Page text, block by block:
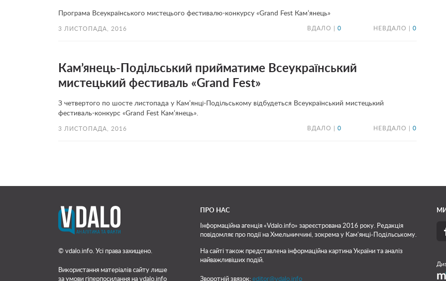
Програма Всеукраїнського мистецього фестивалю-конкурсу «Grand Fest Кам’янець»
3 ЛИСТОПАДА, 2016 ВДАЛО | 0 НЕВДАЛО | 0
Кам’янець-Подільський прийматиме Всеукраїнський
мистецький фестиваль «Grand Fest»
З четвертого по шосте листопада у Кам’янці-Подільському відбудеться Всеукраїнський мистецький
фестиваль-конкурс «Grand Fest Кам’янець».
3 ЛИСТОПАДА, 2016 ВДАЛО | 0 НЕВДАЛО | 0
© vdalo.info. Усі права захищено.
Використання матеріалів сайту лише
за умови гіперпосилання на vdalo.info
ПРО НАС
Інформаційна агенція «Vdalo.info» зареєстрована 2016 року. Редакція
повідомляє про події на Хмельниччині, зокрема у Кам'янці-Подільському.
На сайті також представлена інформаційна картина України та аналіз
найважливіших подій.
Зворотній звязок: editor@vdalo.info